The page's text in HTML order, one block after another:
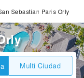
Sebastian Paris Orly
Multi Ciudad